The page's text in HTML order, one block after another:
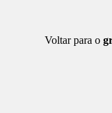
Voltar para o